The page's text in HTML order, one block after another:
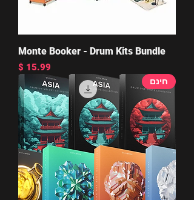
Monte Booker - Drum Kits Bundle
מחיר
חינם